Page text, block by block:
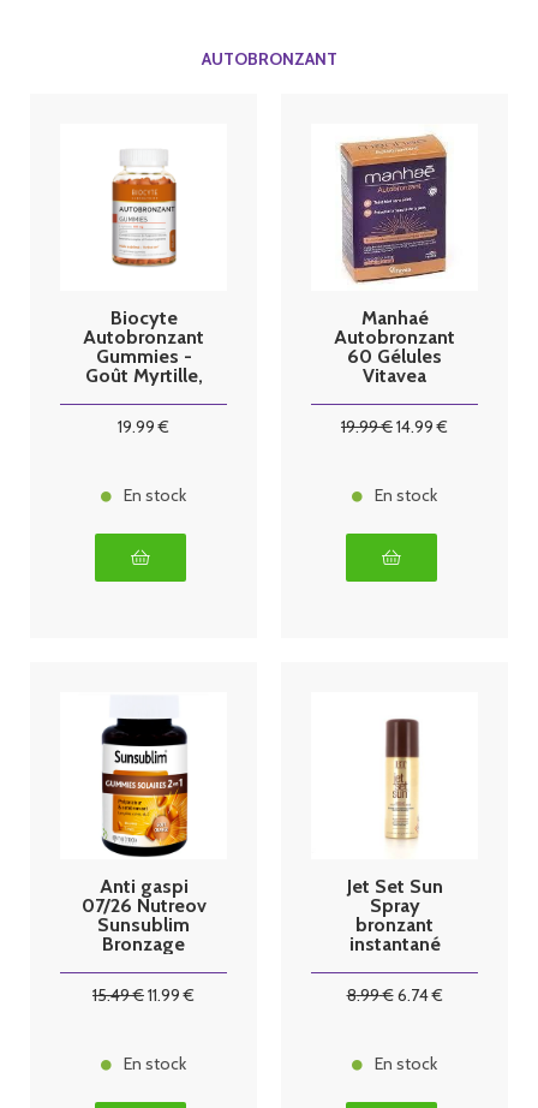
AUTOBRONZANT
Biocyte
Autobronzant
Gummies -
Goût Myrtille,
19.99 €
En stock
Manhaé
Autobronzant
60 Gélules
Vitavea
19.99€14.99 €
En stock
Anti gaspi
07/26 Nutreov
Sunsublim
Bronzage
15.49€11.99 €
En stock
Jet Set Sun
Spray
bronzant
instantané
8.99€6.74€
En stock